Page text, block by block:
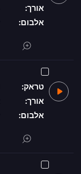
אורך:
אלבום:
טראק:
אורך:
אלבום: